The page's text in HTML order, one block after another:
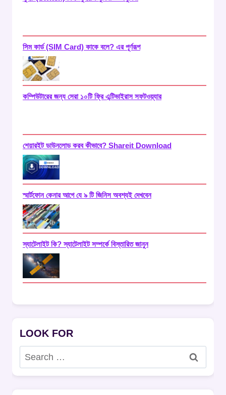
সিম কার্ড (SIM Card) কাকে বলে? এর পূর্ণরূপ
কম্পিউটারের জন্য সেরা ১০টি ফ্রি এন্টিভাইরাস সফটওয়্যার
শেয়ারইট ডাউনলোড করব কীভাবে? Shareit Download
স্মার্টফোন কেনার আগে যে ৯ টি জিনিস অবশ্যই দেখবেন
স্যাটেলাইট কি? স্যাটেলাইট সম্পর্কে বিস্তারিত জানুন
LOOK FOR
Search
for: